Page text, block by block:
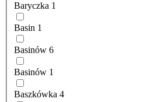
Baryczka 1
Basin 1
Basinów 6
Basinów 1
Baszkówka 4